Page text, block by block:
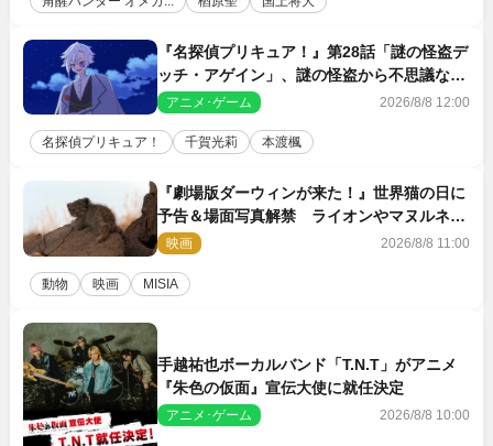
『名探偵プリキュア！』第28話「謎の怪盗デ
ッチ・アゲイン」、謎の怪盗から不思議な予
告状が届く
アニメ･ゲーム 2026/8/8 12:00
名探偵プリキュア！ 千賀光莉 本渡楓
『劇場版ダーウィンが来た！』世界猫の日に
予告＆場面写真解禁 ライオンやマヌルネコ
の赤ちゃんが大集合
映画 2026/8/8 11:00
動物 映画 MISIA
手越祐也ボーカルバンド「T.N.T」がアニメ
『朱色の仮面』宣伝大使に就任決定
アニメ･ゲーム 2026/8/8 10:00